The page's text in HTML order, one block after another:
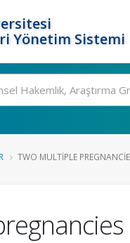
Yönetim Sistemi
TWO MULTIPLE